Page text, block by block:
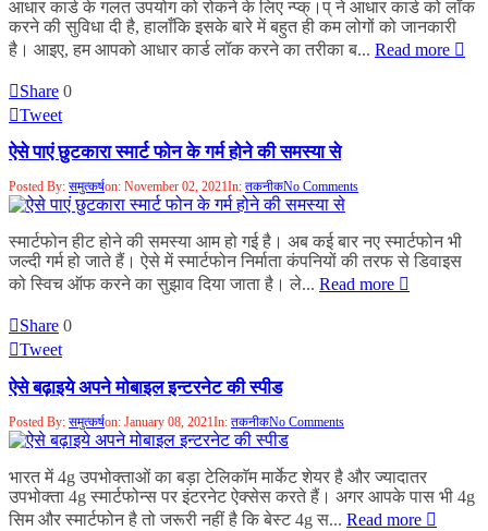
आधार कार्ड के गलत उपयोग को रोकने के लिए न्प्क्।प् ने आधार कार्ड को लॉक
करने की सुविधा दी है, हालाँकि इसके बारे में बहुत ही कम लोगों को जानकारी
है। आइए, हम आपको आधार कार्ड लॉक करने का तरीका ब... Read more
Share 0
Tweet
ऐसे पाएं छुटकारा स्मार्ट फोन के गर्म होने की समस्या से
Posted By: समुत्कर्षon: November 02, 2021In: तकनीकNo Comments
स्मार्टफोन हीट होने की समस्या आम हो गई है। अब कई बार नए स्मार्टफोन भी
जल्दी गर्म हो जाते हैं। ऐसे में स्मार्टफोन निर्माता कंपनियों की तरफ से डिवाइस
को स्विच ऑफ करने का सुझाव दिया जाता है। ले... Read more
Share 0
Tweet
ऐसे बढ़ाइये अपने मोबाइल इन्टरनेट की स्पीड
Posted By: समुत्कर्षon: January 08, 2021In: तकनीकNo Comments
भारत में 4g उपभोक्ताओं का बड़ा टेलिकाॅम मार्केट शेयर है और ज्यादातर
उपभोक्ता 4g स्मार्टफोन्स पर इंटरनेट ऐक्सेस करते हैं। अगर आपके पास भी 4g
सिम और स्मार्टफोन है तो जरूरी नहीं है कि बेस्ट 4g स... Read more